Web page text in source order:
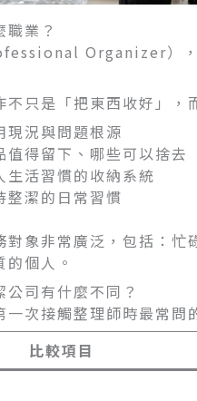
業？
Organizer），
不只是「把東西收好」，
現況與問題根源
值得留下、哪些可以捨去
生活習慣的收納系統
整潔的日常習慣
對象非常廣泛，包括：
個人。
司有什麼不同？
一次接觸整理師時最常問
比較項目